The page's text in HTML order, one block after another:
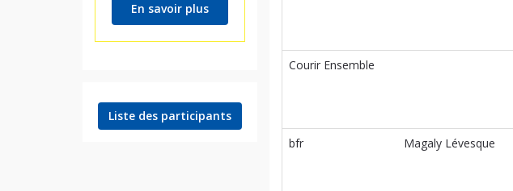
En savoir plus
Liste des participants
Courir Ensemble
bfr Magaly Lévesque